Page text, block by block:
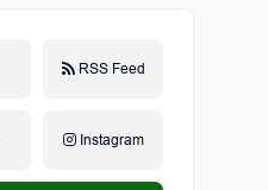
RSS Feed
Instagram